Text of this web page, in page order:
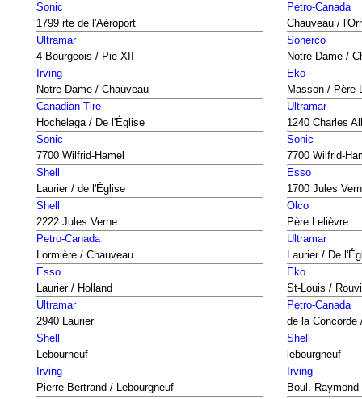
Sonic
1799 rte de l'Aéroport
Petro-Canada
Chauveau /
Ultramar
4 Bourgeois / Pie XII
Sonerco
Notre Dame /
Irving
Notre Dame / Chauveau
Eko
Masson / Père
Canadian Tire
Hochelaga / De l'Église
Ultramar
1240 Charles
Sonic
7700 Wilfrid-Hamel
Sonic
7700 Wilfrid-
Shell
Laurier / de l'Église
Esso
1700 Jules
Shell
2222 Jules Verne
Olco
Père Lelièvre
Petro-Canada
Lormière / Chauveau
Ultramar
Laurier / De
Esso
Laurier / Holland
Eko
St-Louis /
Ultramar
2940 Laurier
Petro-Canada
de la Concorde
Shell
Lebourneuf
Shell
lebourgneuf
Irving
Pierre-Bertrand / Lebourgneuf
Irving
Boul. Raymond